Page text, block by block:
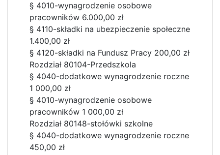
§ 4010-wynagrodzenie osobowe
pracowników 6.000,00 zł
§ 4110-składki na ubezpieczenie społeczne
1.400,00 zł
§ 4120-składki na Fundusz Pracy 200,00 zł
Rozdział 80104-Przedszkola
§ 4040-dodatkowe wynagrodzenie roczne
1 000,00 zł
§ 4010-wynagrodzenie osobowe
pracowników 1 000,00 zł
Rozdział 80148-stołówki szkolne
§ 4040-dodatkowe wynagrodzenie roczne
450,00 zł